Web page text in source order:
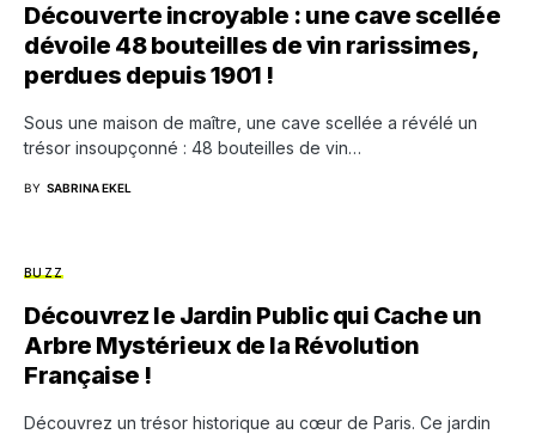
Découverte incroyable : une cave scellée
dévoile 48 bouteilles de vin rarissimes,
perdues depuis 1901 !
Sous une maison de maître, une cave scellée a révélé un
trésor insoupçonné : 48 bouteilles de vin…
BY SABRINA EKEL
BUZZ
Découvrez le Jardin Public qui Cache un
Arbre Mystérieux de la Révolution
Française !
Découvrez un trésor historique au cœur de Paris. Ce jardin